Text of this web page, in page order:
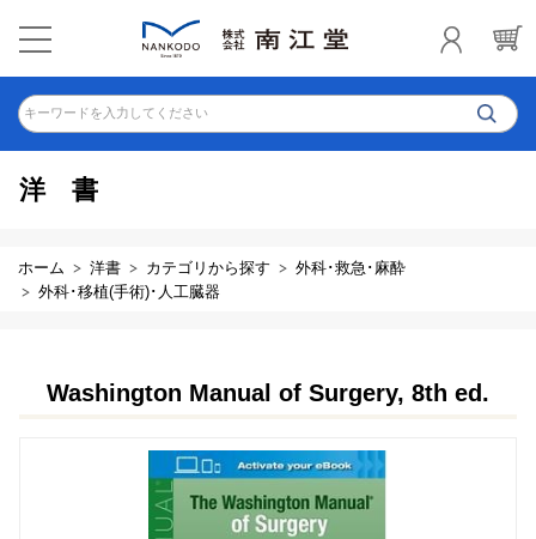
キーワードを入力してください
洋書
ホーム 洋書 カテゴリから探す
外科･救急･麻酔
外科･移植(手術)･人工臓器
Washington Manual of Surgery, 8th ed.